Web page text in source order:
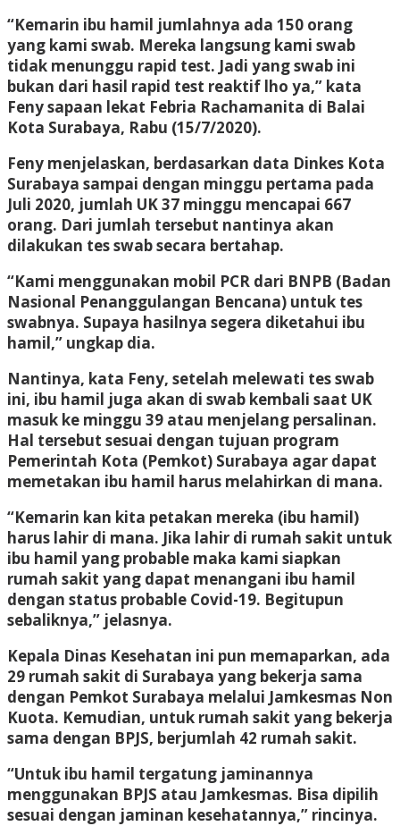
“Kemarin ibu hamil jumlahnya ada 150 orang
yang kami swab. Mereka langsung kami swab
tidak menunggu rapid test. Jadi yang swab ini
bukan dari hasil rapid test reaktif lho ya,” kata
Feny sapaan lekat Febria Rachamanita di Balai
Kota Surabaya, Rabu (15/7/2020).
Feny menjelaskan, berdasarkan data Dinkes Kota
Surabaya sampai dengan minggu pertama pada
Juli 2020, jumlah UK 37 minggu mencapai 667
orang. Dari jumlah tersebut nantinya akan
dilakukan tes swab secara bertahap.
“Kami menggunakan mobil PCR dari BNPB (Badan
Nasional Penanggulangan Bencana) untuk tes
swabnya. Supaya hasilnya segera diketahui ibu
hamil,” ungkap dia.
Nantinya, kata Feny, setelah melewati tes swab
ini, ibu hamil juga akan di swab kembali saat UK
masuk ke minggu 39 atau menjelang persalinan.
Hal tersebut sesuai dengan tujuan program
Pemerintah Kota (Pemkot) Surabaya agar dapat
memetakan ibu hamil harus melahirkan di mana.
“Kemarin kan kita petakan mereka (ibu hamil)
harus lahir di mana. Jika lahir di rumah sakit untuk
ibu hamil yang probable maka kami siapkan
rumah sakit yang dapat menangani ibu hamil
dengan status probable Covid-19. Begitupun
sebaliknya,” jelasnya.
Kepala Dinas Kesehatan ini pun memaparkan, ada
29 rumah sakit di Surabaya yang bekerja sama
dengan Pemkot Surabaya melalui Jamkesmas Non
Kuota. Kemudian, untuk rumah sakit yang bekerja
sama dengan BPJS, berjumlah 42 rumah sakit.
“Untuk ibu hamil tergatung jaminannya
menggunakan BPJS atau Jamkesmas. Bisa dipilih
sesuai dengan jaminan kesehatannya,” rincinya.